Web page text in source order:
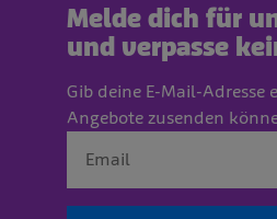
Melde dich für
und verpasse
Gib deine E-Mail-
Angebote zusenden